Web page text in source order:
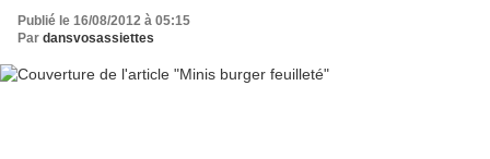
Publié le 16/08/2012 à 05:15
Par dansvosassiettes